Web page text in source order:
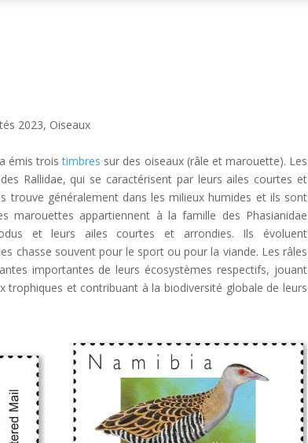
2023, Oiseaux
émis troistimbres sur des oiseaux (râle et marouette). Les
Rallidae, qui se caractérisent par leurs ailes courtes et
trouve généralement dans les milieux humides et ils sont
marouettes appartiennent à la famille des Phasianidae
et leurs ailes courtes et arrondies. Ils évoluent
chasse souvent pour le sport ou pour la viande. Les râles
importantes de leurs écosystèmes respectifs, jouant
trophiques et contribuant à la biodiversité globale de leurs